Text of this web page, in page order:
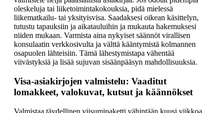
oleskeluja tai liiketoimintakokouksia, pidä mielessä
liikematkailu- tai yksityisvisa. Saadaksesi oikean käsittelyn,
tutustu tapauksiin ja aikatauluihin ja mukauta hakemuksesi
niiden mukaan. Varmista aina nykyiset säännöt virallisen
konsulaatin verkkosivulta ja välttä kääntymistä kolmannen
osapuolen lähteisiin. Tämä lähestymistapa vähentää
viivästyksiä ja lisää sujuvan sisäänpääsyn mahdollisuuksia.
Visa-asiakirjojen valmistelu: Vaaditut
lomakkeet, valokuvat, kutsut ja käännökset
Valmistaa täydellinen viisumipaketti vähintään kuusi viikkoa